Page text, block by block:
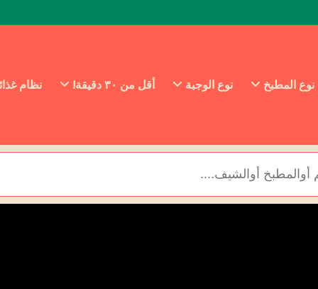
نوع المطبخ نوع الوجبة أقل من ٣٠ دقيقة! نظام